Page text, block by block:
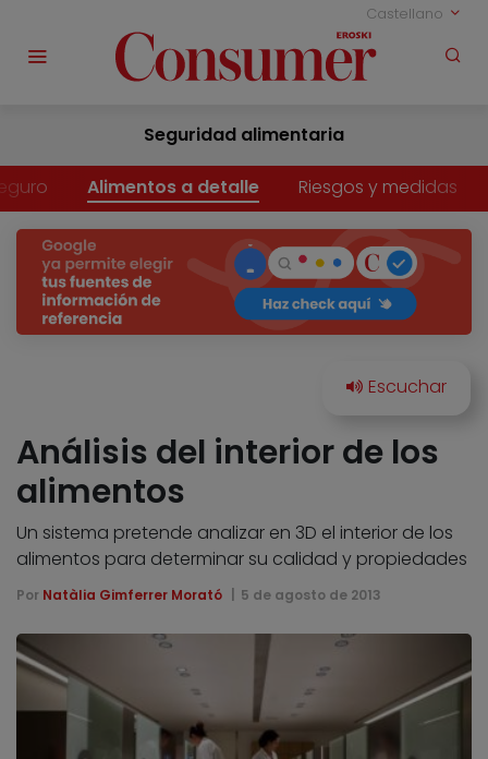
Castellano
Seguridad alimentaria
Alimentos a detalle Riesgos y medidas
Análisis del interior de los
alimentos
Un sistema pretende analizar en 3D el interior de los
alimentos para determinar su calidad y propiedades
Por Natàlia Gimferrer Morató 5 de agosto de 2013